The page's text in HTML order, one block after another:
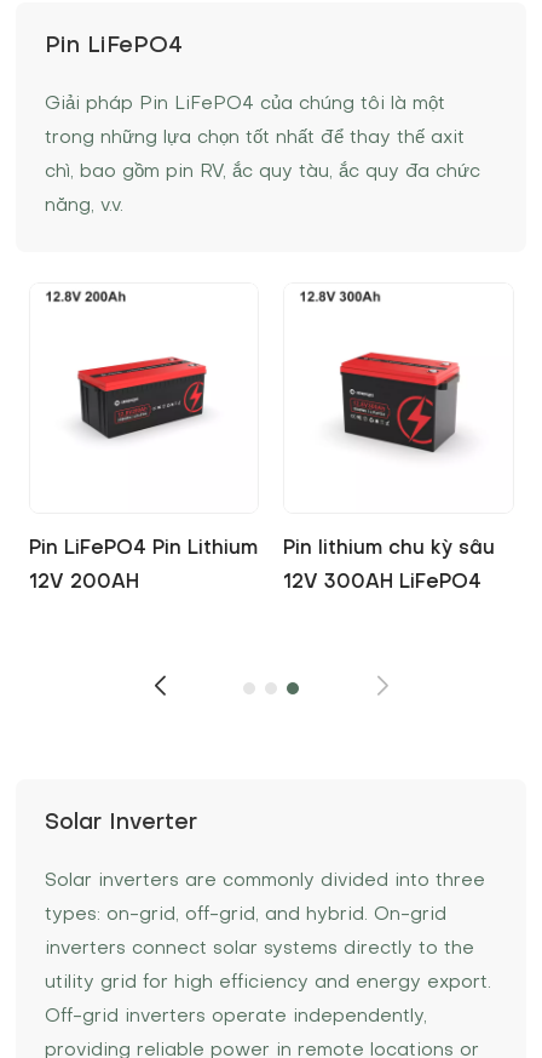
Pin LiFePO4
Giải pháp Pin LiFePO4 của chúng tôi là một
trong những lựa chọn tốt nhất để thay thế axit
chì, bao gồm pin RV, ắc quy tàu, ắc quy đa chức
năng, v.v.
Pin LiFePO4 Pin Lithium
12V 200AH
Pin lithium chu kỳ sâu
12V 300AH LiFePO4
Solar Inverter
Solar inverters are commonly divided into three
types: on-grid, off-grid, and hybrid. On-grid
inverters connect solar systems directly to the
utility grid for high efficiency and energy export.
Off-grid inverters operate independently,
providing reliable power in remote locations or